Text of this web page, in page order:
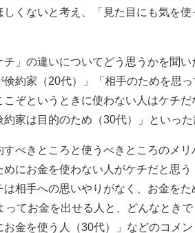
くないと考え、「見た目にも気を
」の違いについてどう思うかを聞
約家（20代）」「相手のためを思
ぞというときに使わない人はケチ
家は目的のため（30代）」といった
べきところと使うべきところのメリ
にお金を使わない人がケチだと思
相手への思いやりがなく、お金を
ってお金を出せる人と、どんなとき
お金を使う人（30代）」などのコメ